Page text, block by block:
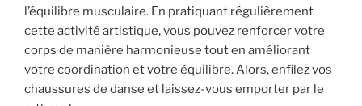
l’équilibre musculaire. En pratiquant régulièrement
cette activité artistique, vous pouvez renforcer votre
corps de manière harmonieuse tout en améliorant
votre coordination et votre équilibre. Alors, enfilez vos
chaussures de danse et laissez-vous emporter par le